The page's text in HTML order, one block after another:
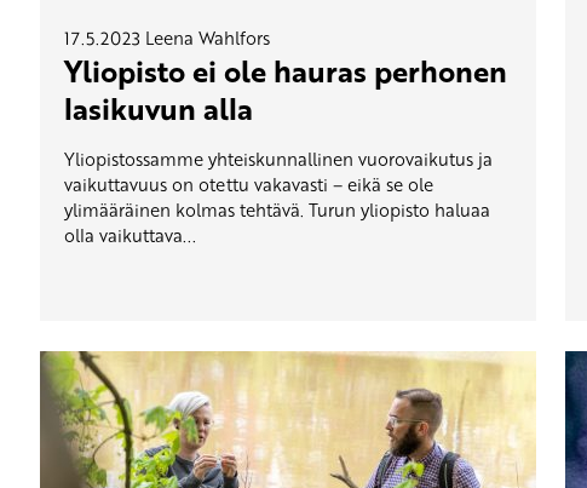
17.5.2023 Leena Wahlfors
Yliopisto ei ole hauras perhonen
lasikuvun alla
Yliopistossamme yhteiskunnallinen vuorovaikutus ja
vaikuttavuus on otettu vakavasti – eikä se ole
ylimääräinen kolmas tehtävä. Turun yliopisto haluaa
olla vaikuttava...